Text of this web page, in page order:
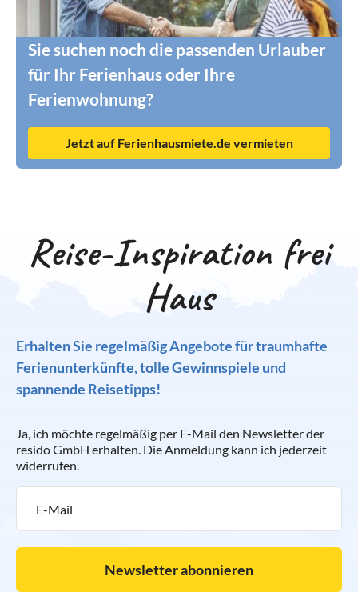
Sie suchen noch die passenden Urlauber
für Ihr Ferienhaus oder Ihre
Ferienwohnung?
Jetzt auf Ferienhausmiete.de vermieten
Reise-Inspiration frei
Haus
Erhalten Sie regelmäßig Angebote für traumhafte
Ferienunterkünfte, tolle Gewinnspiele und
spannende Reisetipps!
Ja, ich möchte regelmäßig per E-Mail den Newsletter der
resido GmbH erhalten. Die Anmeldung kann ich jederzeit
widerrufen.
Newsletter abonnieren